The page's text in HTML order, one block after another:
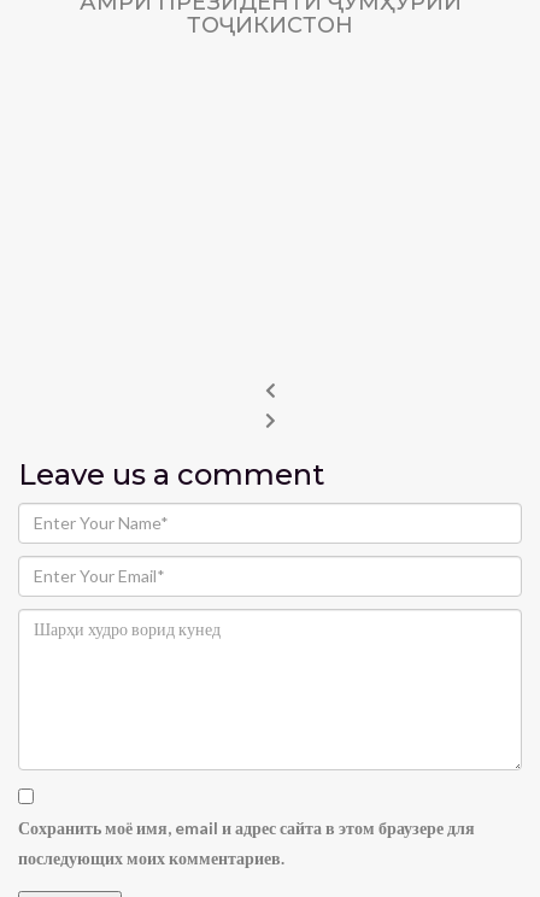
ТОҶИКИСТОН
Leave us a comment
Сохранить моё имя, email и адрес сайта в этом браузере для
последующих моих комментариев.